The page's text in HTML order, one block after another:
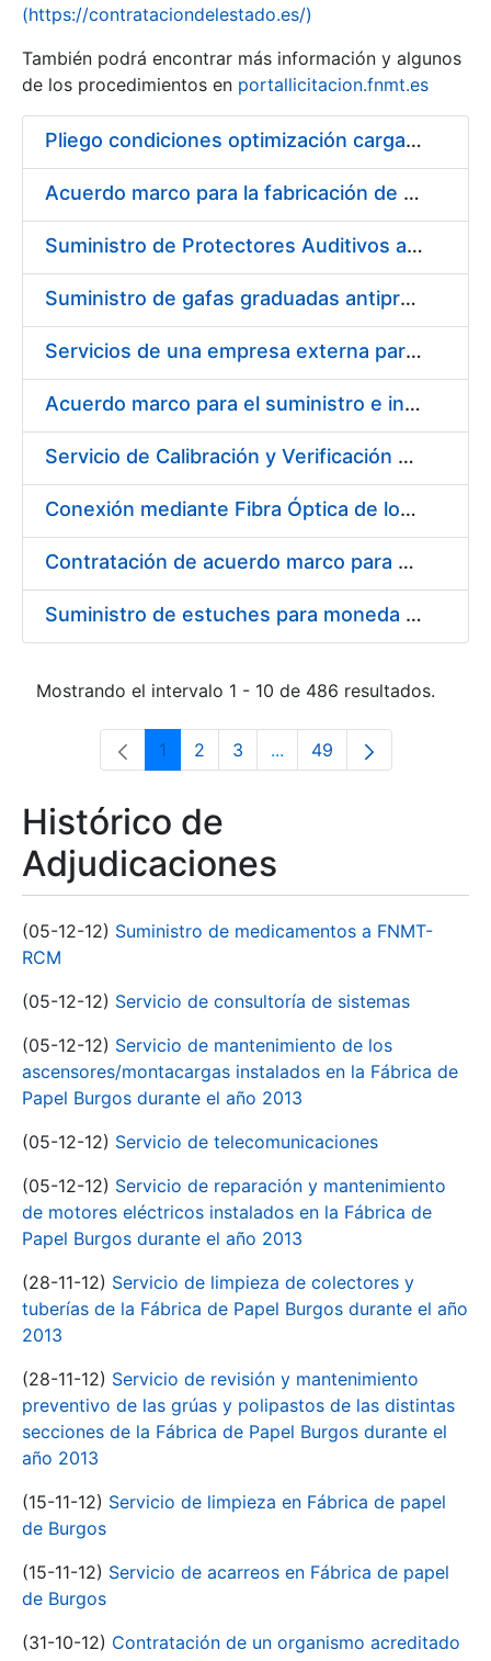
(https://contrataciondelestado.es/)
También podrá encontrar más información y algunos
de los procedimientos en portallicitacion.fnmt.es
Pliego condiciones optimización cargas compras firmado
Acuerdo marco para la fabricación de piezas
Suministro de Protectores Auditivos a medida para las personas trabajadoras de los Centros de Trabajo de Madrid y Burgos
Suministro de gafas graduadas antiproyecciones para los trabajadores de la FNMT-RCM en los centros de trabajo de Madrid y Burgos
Servicios de una empresa externa para el asesoramiento y resolución de los recursos de alzada que se presentan relacionados con procesos de selección para la FNMT-RCM
Acuerdo marco para el suministro e instalación de persianas, estores y otros complementos
Servicio de Calibración y Verificación Externa de los Equipos de Medición del Servicio de Prevención de la FNMT-RCM
Conexión mediante Fibra Óptica de los Centros de Proceso de Datos (CPDs) de las sedes de la FNMT-RCM de Burgos y Madrid
Contratación de acuerdo marco para el Suministro de Material de Electricidad para la Fábrica Nacional de Moneda y Timbre-Real Casa de la Moneda en su centro de trabajo de Burgos
Suministro de estuches para moneda de 30 €
Mostrando el intervalo 1 - 10 de 486 resultados.
Página
1 Página
2 Página
3 ...Páginas intermedias Use
Página
49
Histórico de
Adjudicaciones
(05-12-12) Suministro de medicamentos a FNMT-
RCM
(05-12-12) Servicio de consultoría de sistemas
(05-12-12) Servicio de mantenimiento de los
ascensores/montacargas instalados en la Fábrica de
Papel Burgos durante el año 2013
(05-12-12) Servicio de telecomunicaciones
(05-12-12) Servicio de reparación y mantenimiento
de motores eléctricos instalados en la Fábrica de
Papel Burgos durante el año 2013
(28-11-12) Servicio de limpieza de colectores y
tuberías de la Fábrica de Papel Burgos durante el año
2013
(28-11-12) Servicio de revisión y mantenimiento
preventivo de las grúas y polipastos de las distintas
secciones de la Fábrica de Papel Burgos durante el
año 2013
(15-11-12) Servicio de limpieza en Fábrica de papel
de Burgos
(15-11-12) Servicio de acarreos en Fábrica de papel
de Burgos
(31-10-12) Contratación de un organismo acreditado